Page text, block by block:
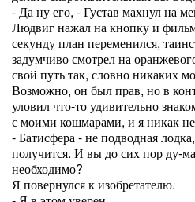
- Да ну его, - Густав махнул на
Людвиг нажал на кнопку и
секунду план переменился,
задумчиво смотрел на
свой путь так, словно никаких
Возможно, он был прав, но в
уловил что-то удивительно
с моими кошмарами, и я никак
- Батисфера - не подводная
получится. И вы до сих пор ду-
необходимо?
Я повернулся к изобретателю.